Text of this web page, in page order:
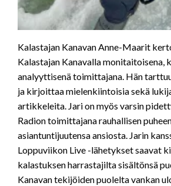
Kalastajan Kanavan Anne-Maarit
Kalastajan Kanavalla monitaitoisena,
analyyttisenä toimittajana. Hän
ja kirjoittaa mielenkiintoisia sekä
artikkeleita. Jari on myös varsin
Radion toimittajana rauhallisen
asiantuntijuutensa ansiosta. Jarin
Loppuviikon Live -lähetykset saavat
kalastuksen harrastajilta sisältönsä
Kanavan tekijöiden puolelta vankan